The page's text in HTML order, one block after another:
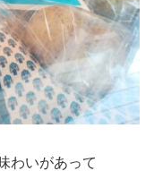
わいがあって